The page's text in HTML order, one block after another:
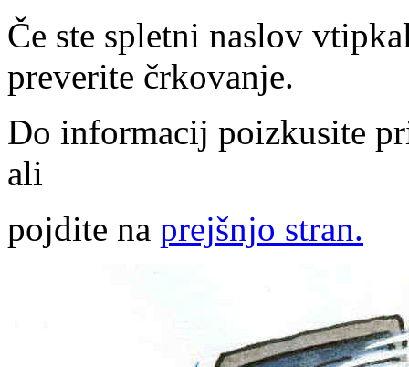
Če ste spletni naslov
preverite črkovanje.
Do informacij poizkusite
ali
pojdite na prejšnjo stran.